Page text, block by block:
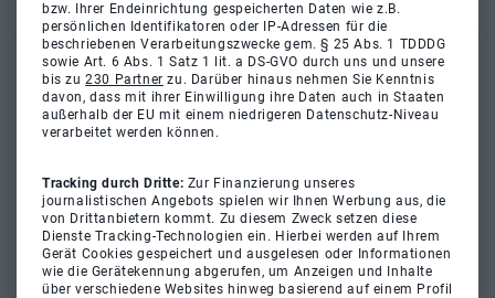
bzw. Ihrer Endeinrichtung gespeicherten Daten wie z.B.
persönlichen Identifikatoren oder IP-Adressen für die
beschriebenen Verarbeitungszwecke gem. § 25 Abs. 1 TDDDG
sowie Art. 6 Abs. 1 Satz 1 lit. a DS-GVO durch uns und unsere
bis zu230 Partner zu. Darüber hinaus nehmen Sie Kenntnis
davon, dass mit ihrer Einwilligung ihre Daten auch in Staaten
außerhalb der EU mit einem niedrigeren Datenschutz-Niveau
verarbeitet werden können.
Tracking durch Dritte: Zur Finanzierung unseres
journalistischen Angebots spielen wir Ihnen Werbung aus, die
von Drittanbietern kommt. Zu diesem Zweck setzen diese
Dienste Tracking-Technologien ein. Hierbei werden auf Ihrem
Gerät Cookies gespeichert und ausgelesen oder Informationen
wie die Gerätekennung abgerufen, um Anzeigen und Inhalte
über verschiedene Websites hinweg basierend auf einem Profil